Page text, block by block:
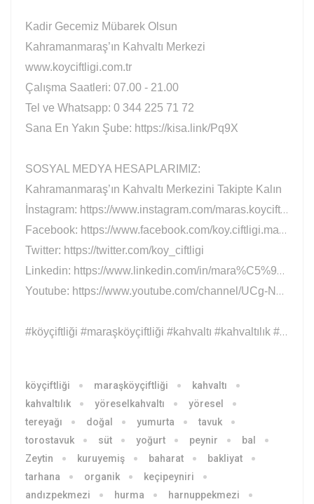
Kadir Gecemiz Mübarek Olsun
Kahramanmaraş’ın Kahvaltı Merkezi
www.koyciftligi.com.tr
Çalışma Saatleri: 07.00 - 21.00
Tel ve Whatsapp: 0 344 225 71 72
Sana En Yakın Şube: https://kisa.link/Pq9X
SOSYAL MEDYA HESAPLARIMIZ:
Kahramanmaraş’ın Kahvaltı Merkezini Takipte Kalın
İnstagram: https://www.instagram.com/maras.koyciftligi
Facebook: https://www.facebook.com/koy.ciftligi.maras
Twitter: https://twitter.com/koy_ciftligi
Linkedin: https://www.linkedin.com/in/mara%C5%9F-k%C3%B6y-%C3%A7iftli%C4%9Fi
Youtube: https://www.youtube.com/channel/UCg-NLzGcJiG8uycxYwwqVKg
#köyçiftliği #maraşköyçiftliği #kahvaltı #kahvaltılık #yöreselkahvaltı #yöresel #tereyağı #doğal #yumurta #tavuk #süt #yoğurt #peynir #bal #Zeytin #kuruyemiş #baharat #bakliyat #tarhana #organik #köyyumurtası #köytavuğu #keçipeyniri #maraş #kahramanmaraş #kadirgecesi
köyçiftliği maraşköyçiftliği
kahvaltı
kahvaltılık
yöreselkahvaltı
yöresel
tereyağı
doğal yumurta
tavuk
torostavuk
süt yoğurt peynir
bal
Zeytin
kuruyemiş baharat
bakliyat
tarhana
organik
keçipeyniri
andızpekmezi
hurma harnuppekmezi